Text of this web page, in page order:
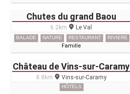
Chutes du grand Baou
6.2km Le Val
BALADE NATURE RESTAURANT RIVIERE
Famille
Château de Vins-sur-Caramy
8.8km Vins-sur-Caramy
HÔTELS